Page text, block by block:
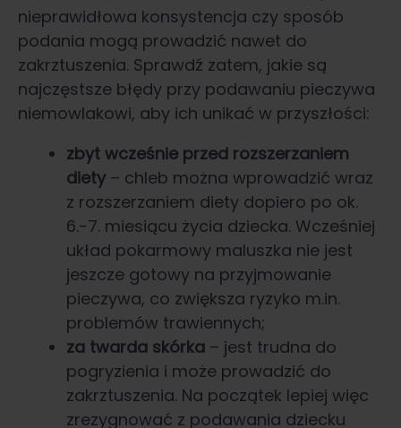
nieprawidłowa konsystencja czy sposób
podania mogą prowadzić nawet do
zakrztuszenia. Sprawdź zatem, jakie są
najczęstsze błędy przy podawaniu pieczywa
niemowlakowi, aby ich unikać w przyszłości:
zbyt wcześnie przed rozszerzaniem
diety – chleb można wprowadzić wraz
z rozszerzaniem diety dopiero po ok.
6.-7. miesiącu życia dziecka. Wcześniej
układ pokarmowy maluszka nie jest
jeszcze gotowy na przyjmowanie
pieczywa, co zwiększa ryzyko m.in.
problemów trawiennych;
za twarda skórka – jest trudna do
pogryzienia i może prowadzić do
zakrztuszenia. Na początek lepiej więc
zrezygnować z podawania dziecku